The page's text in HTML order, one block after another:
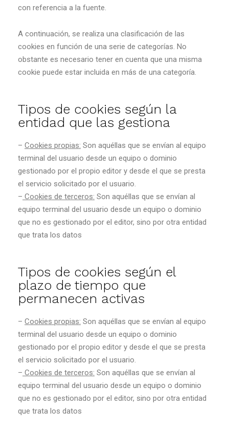
con referencia a la fuente.
A continuación, se realiza una clasificación de las
cookies en función de una serie de categorías. No
obstante es necesario tener en cuenta que una misma
cookie puede estar incluida en más de una categoría.
Tipos de cookies según la
entidad que las gestiona
– Cookies propias: Son aquéllas que se envían al equipo
terminal del usuario desde un equipo o dominio
gestionado por el propio editor y desde el que se presta
el servicio solicitado por el usuario.
– Cookies de terceros: Son aquéllas que se envían al
equipo terminal del usuario desde un equipo o dominio
que no es gestionado por el editor, sino por otra entidad
que trata los datos
Tipos de cookies según el
plazo de tiempo que
permanecen activas
– Cookies propias: Son aquéllas que se envían al equipo
terminal del usuario desde un equipo o dominio
gestionado por el propio editor y desde el que se presta
el servicio solicitado por el usuario.
– Cookies de terceros: Son aquéllas que se envían al
equipo terminal del usuario desde un equipo o dominio
que no es gestionado por el editor, sino por otra entidad
que trata los datos